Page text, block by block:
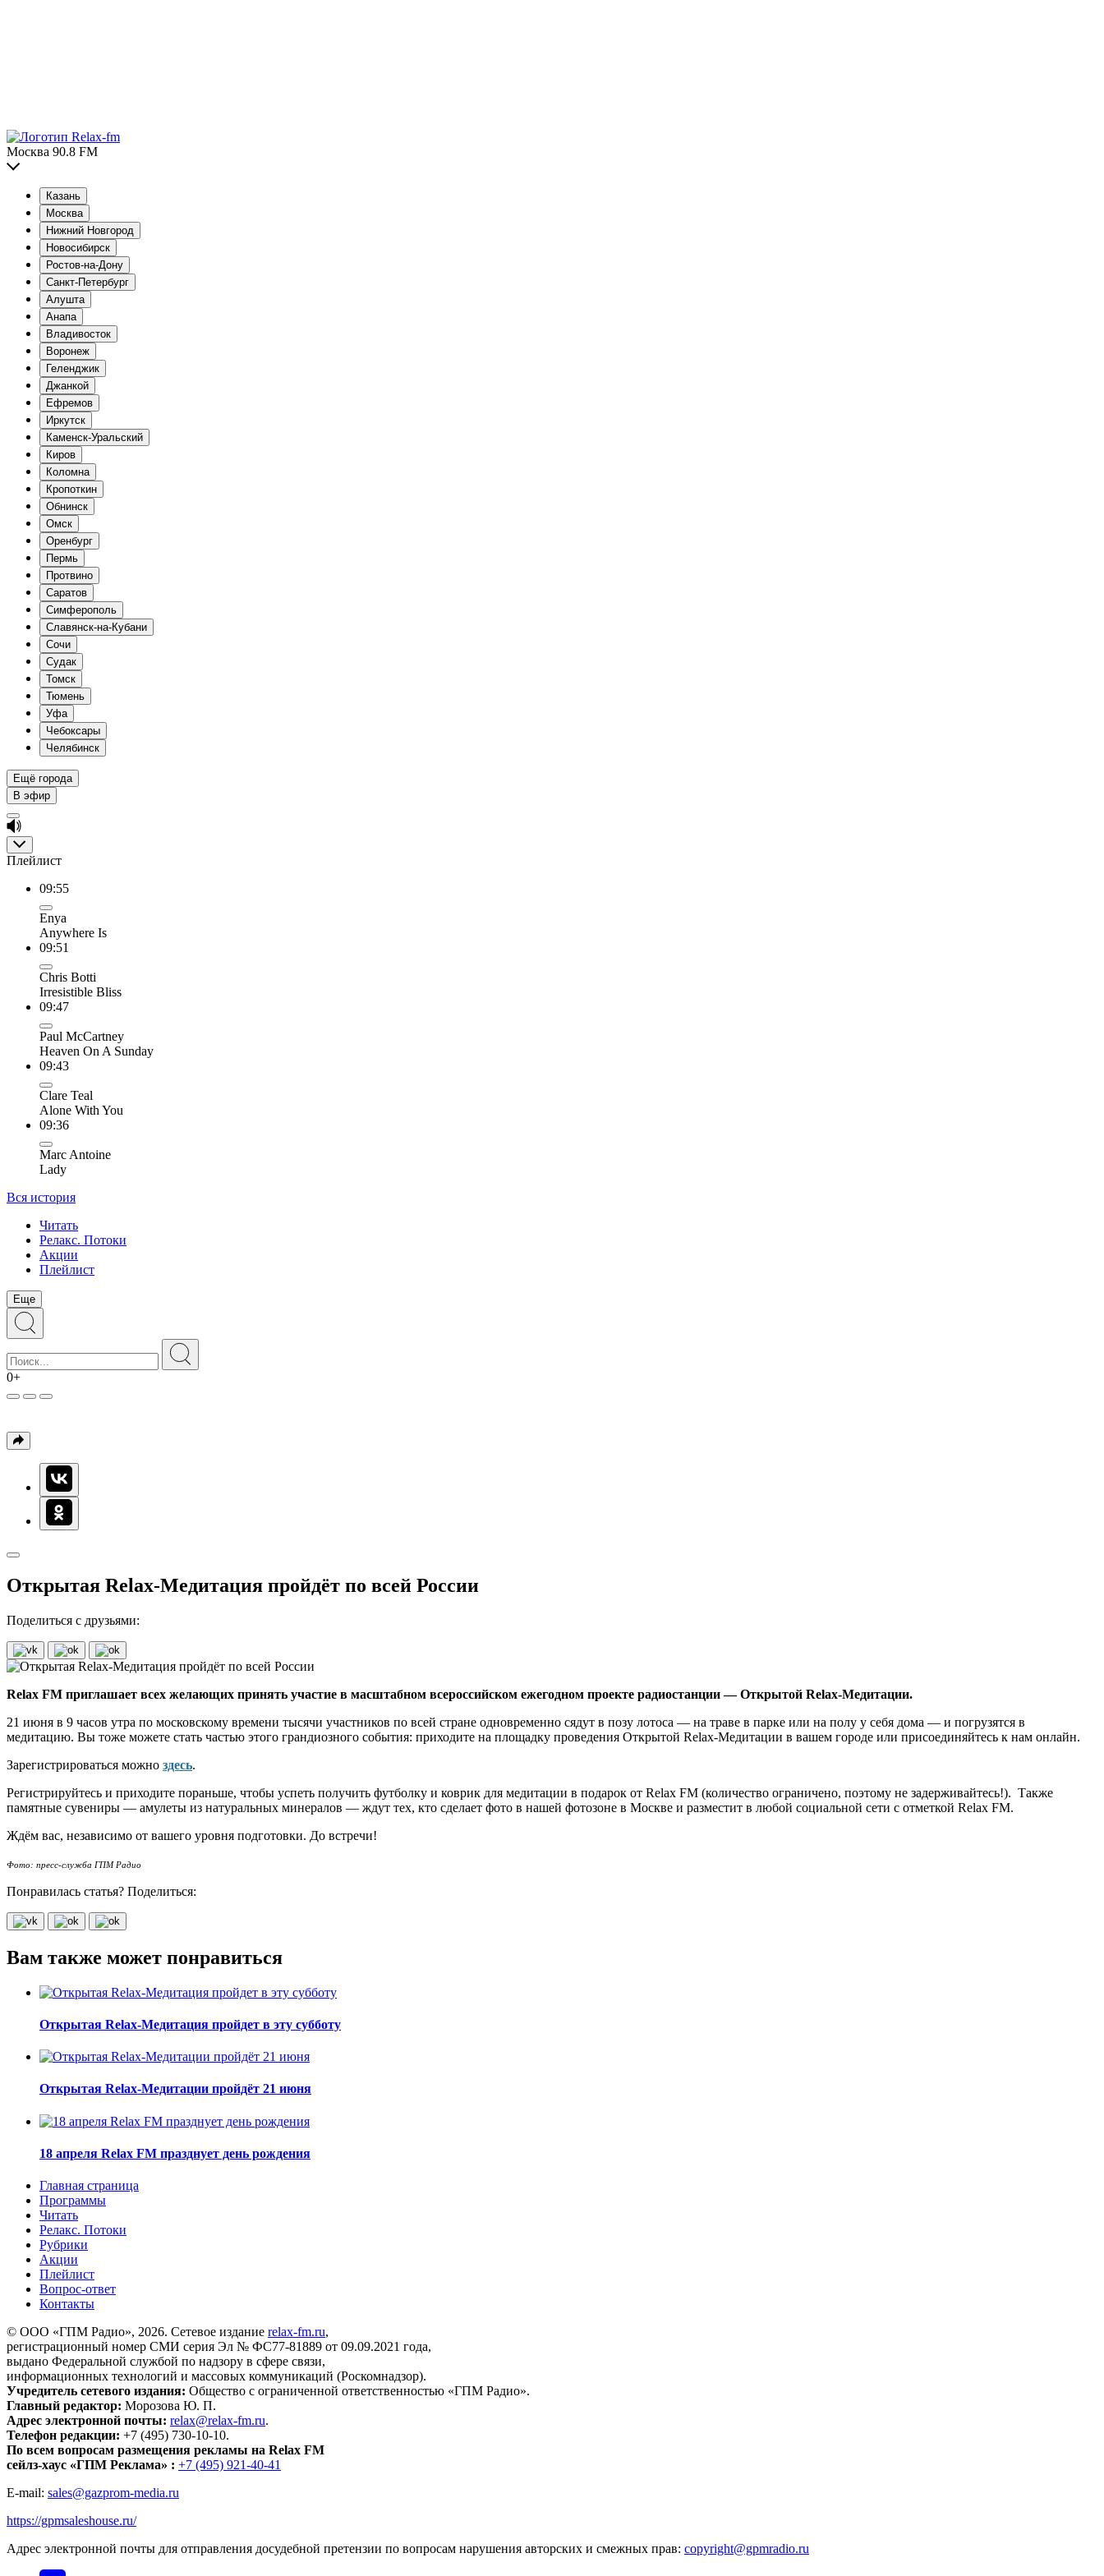
Москва 90.8 FM
Казань
Москва
Нижний Новгород
Новосибирск
Ростов-на-Дону
Санкт-Петербург
Алушта
Анапа
Владивосток
Воронеж
Геленджик
Джанкой
Ефремов
Иркутск
Каменск-Уральский
Киров
Коломна
Кропоткин
Обнинск
Омск
Оренбург
Пермь
Протвино
Саратов
Симферополь
Славянск-на-Кубани
Сочи
Судак
Томск
Тюмень
Уфа
Чебоксары
Челябинск
Ещё города
В эфир
Плейлист
09:55
Enya
Anywhere Is
09:51
Chris Botti
Irresistible Bliss
09:47
Paul McCartney
Heaven On A Sunday
09:43
Clare Teal
Alone With You
09:36
Marc Antoine
Lady
Вся история
Читать
Релакс. Потоки
Акции
Плейлист
Еще
0+
Открытая Relax-Медитация пройдёт по всей России
Поделиться с друзьями:
Relax FM приглашает всех желающих принять участие в масштабном всероссийском ежегодном проекте радиостанции — Открытой Relax-Медитации.
21 июня в 9 часов утра по московскому времени тысячи участников по всей стране одновременно сядут в позу лотоса — на траве в парке или на полу у себя дома — и погрузятся в
медитацию. Вы тоже можете стать частью этого грандиозного события: приходите на площадку проведения Открытой Relax-Медитации в вашем городе или присоединяйтесь к нам онлайн.
Зарегистрироваться можно здесь.
Регистрируйтесь и приходите пораньше, чтобы успеть получить футболку и коврик для медитации в подарок от Relax FM (количество ограничено, поэтому не задерживайтесь!). Также
памятные сувениры — амулеты из натуральных минералов — ждут тех, кто сделает фото в нашей фотозоне в Москве и разместит в любой социальной сети с отметкой Relax FM.
Ждём вас, независимо от вашего уровня подготовки. До встречи!
Фото: пресс-служба ГПМ Радио
Понравилась статья? Поделиться:
Вам также может понравиться
Открытая Relax-Медитация пройдет в эту субботу
Открытая Relax-Медитации пройдёт 21 июня
18 апреля Relax FM празднует день рождения
Главная страница
Программы
Читать
Релакс. Потоки
Рубрики
Акции
Плейлист
Вопрос-ответ
Контакты
© ООО «ГПМ Радио», 2026. Сетевое издание relax-fm.ru,
регистрационный номер СМИ серия Эл № ФС77-81889 от 09.09.2021 года,
выдано Федеральной службой по надзору в сфере связи,
информационных технологий и массовых коммуникаций (Роскомнадзор).
Учредитель сетевого издания: Общество с ограниченной ответственностью «ГПМ Радио».
Главный редактор: Морозова Ю. П.
Адрес электронной почты: relax@relax-fm.ru.
Телефон редакции: +7 (495) 730-10-10.
По всем вопросам размещения рекламы на Relax FM
сейлз-хаус «ГПМ Реклама» : +7 (495) 921-40-41
E-mail: sales@gazprom-media.ru
https://gpmsaleshouse.ru/
Адрес электронной почты для отправления досудебной претензии по вопросам нарушения авторских и смежных прав: copyright@gpmradio.ru